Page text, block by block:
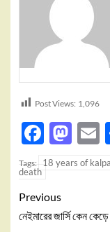
Post Views: 1,096
Tags: 18 years of
death
Previous
নেইমারের জার্সি কেন